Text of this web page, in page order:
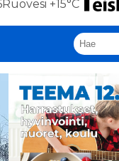
Ruovesi +15°C